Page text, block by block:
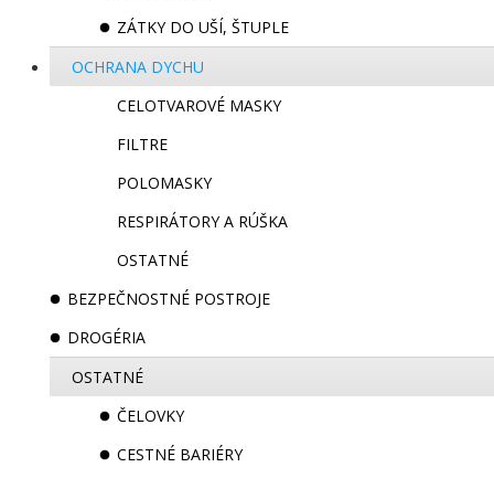
ZÁTKY DO UŠÍ, ŠTUPLE
OCHRANA DYCHU
CELOTVAROVÉ MASKY
FILTRE
POLOMASKY
RESPIRÁTORY A RÚŠKA
OSTATNÉ
BEZPEČNOSTNÉ POSTROJE
DROGÉRIA
OSTATNÉ
ČELOVKY
CESTNÉ BARIÉRY